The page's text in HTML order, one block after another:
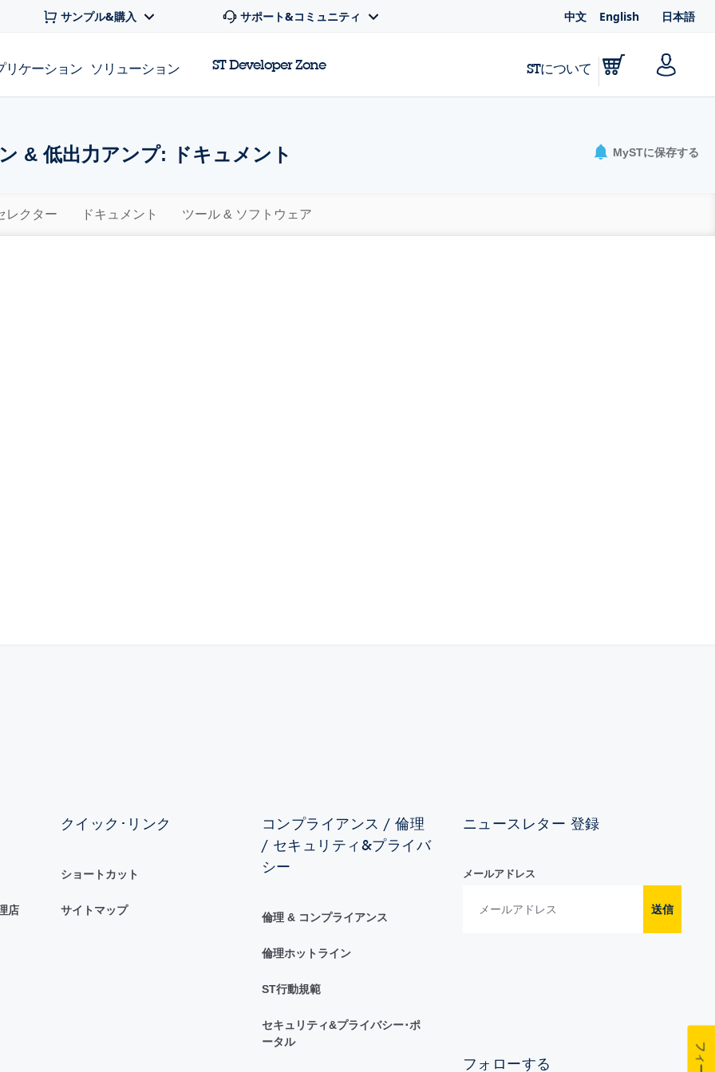
サンプル&購入 サポート&コミュニティ 中文 English 日本語
リケーション ソリューション ST Developer Zone STについて
& 低出力アンプ: ドキュメント MySTに保存する
レクター ドキュメント ツール & ソフトウェア
店
クイック･リンク
ショートカット
サイトマップ
コンプライアンス / 倫理
/ セキュリティ&プライバ
シー
倫理 & コンプライアンス
倫理ホットライン
ST行動規範
セキュリティ&プライバシー･ポ
ータル
ニュースレター 登録
メールアドレス
送信
フォローする